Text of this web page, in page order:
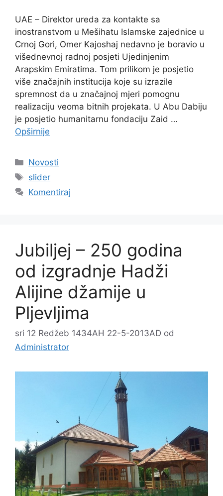
UAE – Direktor ureda za kontakte sa
inostranstvom u Mešihatu Islamske zajednice u
Crnoj Gori, Omer Kajoshaj nedavno je boravio u
višednevnoj radnoj posjeti Ujedinjenim
Arapskim Emiratima. Tom prilikom je posjetio
više značajnih institucija koje su izrazile
spremnost da u značajnoj mjeri pomognu
realizaciju veoma bitnih projekata. U Abu Dabiju
je posjetio humanitarnu fondaciju Zaid …
Opširnije
Kategorije
Novosti
Oznake
slider
Komentiraj
Jubiljej – 250 godina
od izgradnje Hadži
Alijine džamije u
Pljevljima
sri 12 Redžeb 1434AH 22-5-2013AD od
Administrator